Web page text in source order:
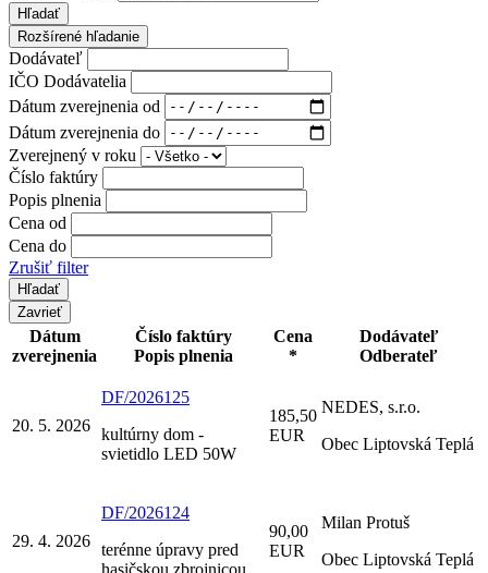
Hľadať
Rozšírené hľadanie
Dodávateľ
IČO Dodávatelia
Dátum zverejnenia od
Dátum zverejnenia do
Zverejnený v roku
Číslo faktúry
Popis plnenia
Cena od
Cena do
Zrušiť filter
Zavrieť
Dátum
zverejnenia
Číslo faktúry
Popis plnenia
Cena
*
Dodávateľ
Odberateľ
20. 5. 2026
DF/2026125
kultúrny dom -
svietidlo LED 50W
185,50
EUR
NEDES, s.r.o.
Obec Liptovská Teplá
29. 4. 2026
DF/2026124
terénne úpravy pred
hasičskou zbrojnicou
90,00
EUR
Milan Protuš
Obec Liptovská Teplá